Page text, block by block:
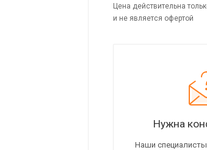
Цена действительна
и не является офертой
Нужна
Наши